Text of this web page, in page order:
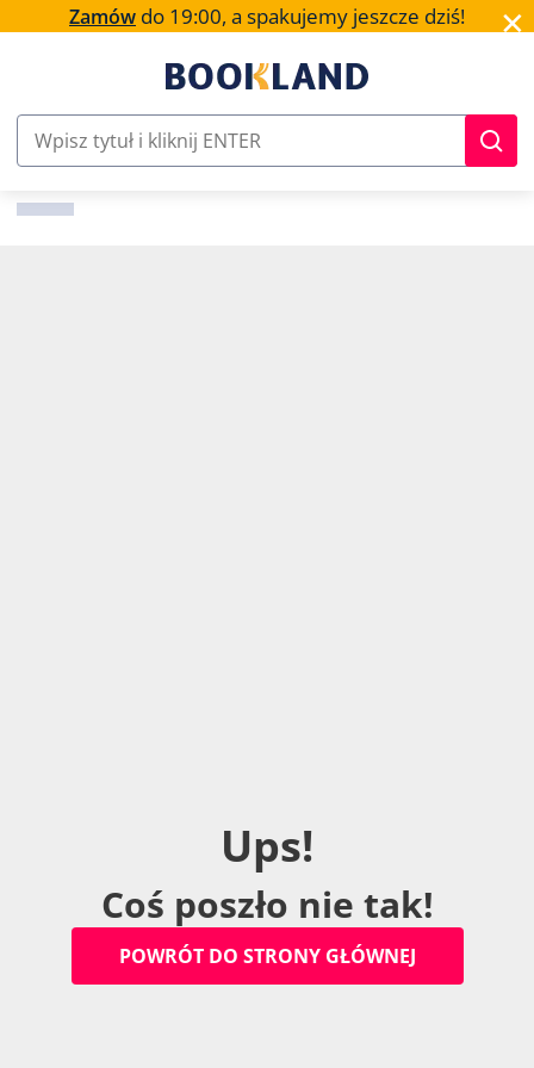
Zamów do 19:00, a spakujemy jeszcze dziś! ✕
Ups!
Coś poszło nie tak!
POWRÓT DO STRONY GŁÓWNEJ